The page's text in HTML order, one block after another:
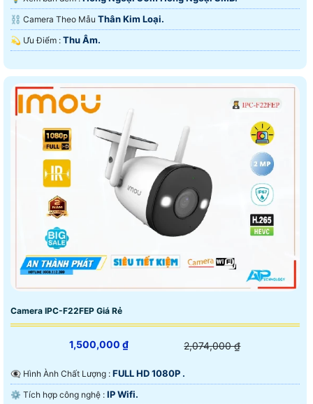
⛓ Camera Theo Mẫu Thân Kim Loại.
️💫 Ưu Điểm : Thu Âm.
Camera IPC-F22FEP Giá Rẻ
1,500,000 ₫ 2,074,000 ₫
👁️‍🗨 Hình Ành Chất Lượng : FULL HD 1080P .
⚙ Tích hợp công nghệ : IP Wifi.